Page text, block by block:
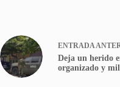
ENTRADA
Deja un herido
organizado y